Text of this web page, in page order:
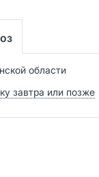
области
завтра или позже